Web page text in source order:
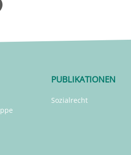
PUBLIKATIONEN
Sozialrecht